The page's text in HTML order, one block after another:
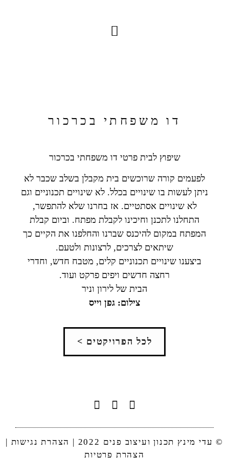
דו משפחתי בכרכור
שיפוץ לבית פרטי דו משפחתי בכרכור
לפעמים קורה שרוכשים בית מקבלן בשלב שכבר לא
ניתן לעשות בו שינויים בכלל. לא שינויים תכנוניים וגם
לא שינויים אסתטיים. אז בחרנו שלא להתפשר,
התחלנו לתכנן וחיכינו לקבלת מפתח. וביום קבלת
המפתח במקום להיכנס שברנו והחלפנו את הקיים כך
שיתאים לצרכים, לרצונות ולטעם.
ביצענו שינויים תכנוניים קלים, מטבח חדש, וחדרי
רחצה חדשים ויפים פרקט ועוד.
הבית של לירון וניר
צילום: גפן וייס
לכל הפרויקטים >
© עדי מינץ תכנון ועיצוב פנים 2022 | הצהרת נגישות
הצהרת פרטיות